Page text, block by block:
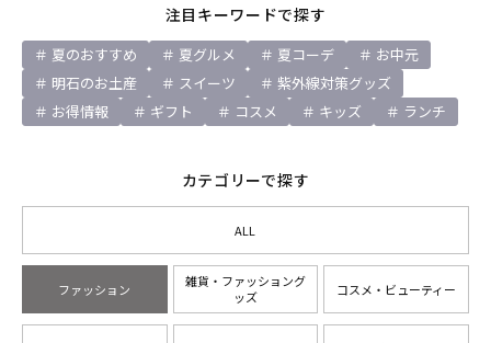
注目キーワードで探す
夏のおすすめ 夏グルメ 夏コーデ
お中元
明石のお土産
スイーツ
紫外線対策グッズ
お得情報
ギフト コスメ キッズ ランチ
カテゴリーで探す
ALL
ファッション
雑貨・ファッショング
ッズ
コスメ・ビューティー